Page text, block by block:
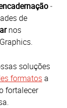
‒
de
nos
soluções
formatosa
fortalecer